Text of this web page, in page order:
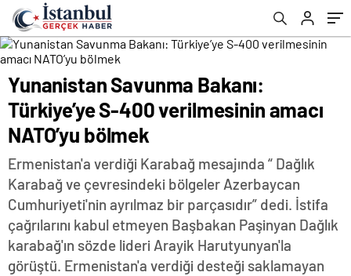
Yunanistan Savunma Bakanı:
Türkiye’ye S-400 verilmesinin amacı
NATO’yu bölmek
Ermenistan'a verdiği Karabağ mesajında “ Dağlık
Karabağ ve çevresindeki bölgeler Azerbaycan
Cumhuriyeti'nin ayrılmaz bir parçasıdır” dedi. İstifa
çağrılarını kabul etmeyen Başbakan Paşinyan Dağlık
karabağ'ın sözde lideri Arayik Harutyunyan'la
görüştü. Ermenistan'a verdiği desteği saklamayan